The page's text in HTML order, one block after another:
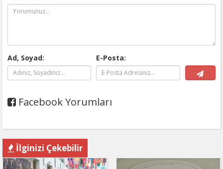
Ad, Soyad: E-Posta:
Facebook Yorumları
İlginizi Çekebilir